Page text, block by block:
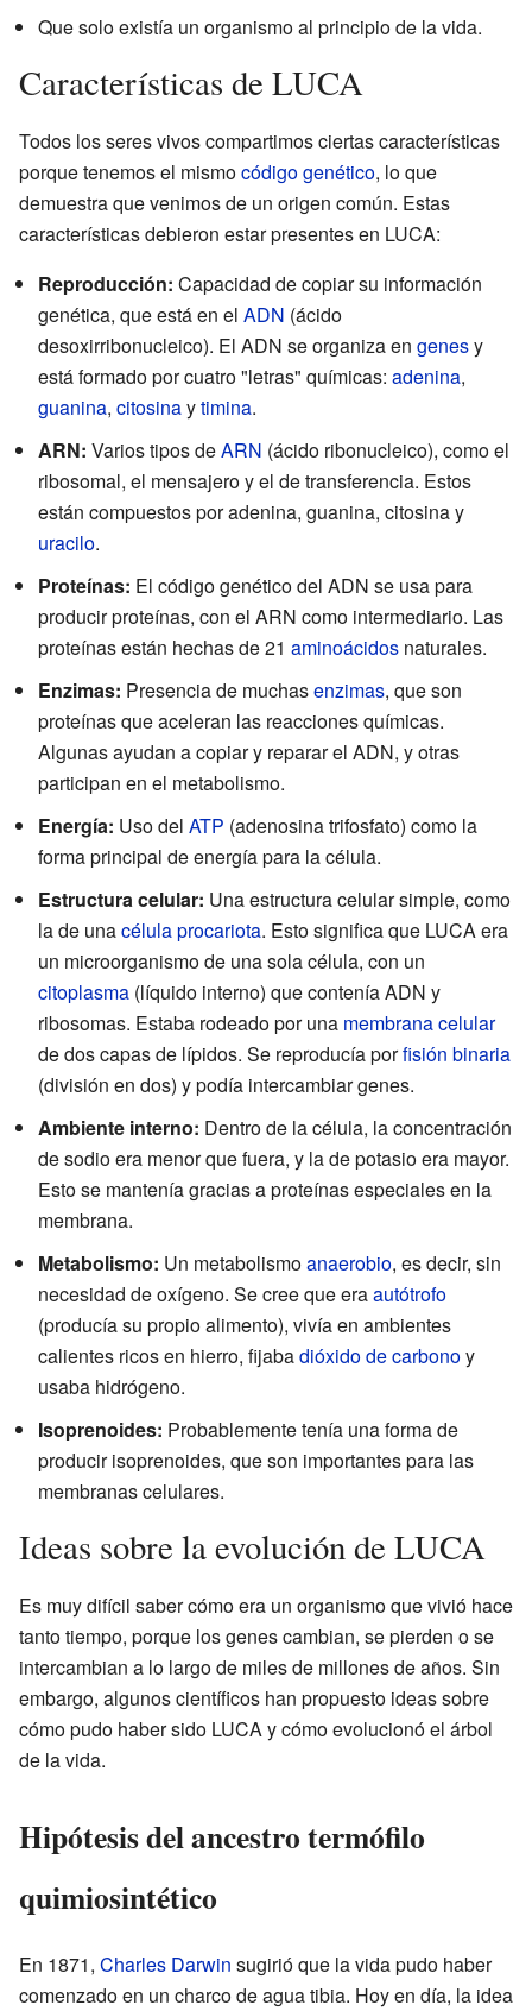
Que solo existía un organismo al principio de la vida.
Características de LUCA
Todos los seres vivos compartimos ciertas características
porque tenemos el mismocódigo genético, lo que
demuestra que venimos de un origen común. Estas
características debieron estar presentes en LUCA:
Reproducción: Capacidad de copiar su información
genética, que está en el ADN (ácido
desoxirribonucleico). El ADN se organiza en genesy
está formado por cuatro "letras" químicas: adenina,
guanina, citosinaytimina.
ARN: Varios tipos deARN (ácido ribonucleico), como el
ribosomal, el mensajero y el de transferencia. Estos
están compuestos por adenina, guanina, citosina y
uracilo.
Proteínas: El código genético del ADN se usa para
producir proteínas, con el ARN como intermediario. Las
proteínas están hechas de 21 aminoácidos naturales.
Enzimas: Presencia de muchasenzimas, que son
proteínas que aceleran las reacciones químicas.
Algunas ayudan a copiar y reparar el ADN, y otras
participan en el metabolismo.
Energía: Uso del ATP (adenosina trifosfato) como la
forma principal de energía para la célula.
Estructura celular: Una estructura celular simple, como
la de unacélula procariota. Esto significa que LUCA era
un microorganismo de una sola célula, con un
citoplasma (líquido interno) que contenía ADN y
ribosomas. Estaba rodeado por una membrana celular
de dos capas de lípidos. Se reproducía porfisión binaria
(división en dos) y podía intercambiar genes.
Ambiente interno: Dentro de la célula, la concentración
de sodio era menor que fuera, y la de potasio era mayor.
Esto se mantenía gracias a proteínas especiales en la
membrana.
Metabolismo: Un metabolismoanaerobio, es decir, sin
necesidad de oxígeno. Se cree que eraautótrofo
(producía su propio alimento), vivía en ambientes
calientes ricos en hierro, fijabadióxido de carbonoy
usaba hidrógeno.
Isoprenoides: Probablemente tenía una forma de
producir isoprenoides, que son importantes para las
membranas celulares.
Ideas sobre la evolución de LUCA
Es muy difícil saber cómo era un organismo que vivió hace
tanto tiempo, porque los genes cambian, se pierden o se
intercambian a lo largo de miles de millones de años. Sin
embargo, algunos científicos han propuesto ideas sobre
cómo pudo haber sido LUCA y cómo evolucionó el árbol
de la vida.
Hipótesis del ancestro termófilo
quimiosintético
En 1871, Charles Darwin sugirió que la vida pudo haber
comenzado en un charco de agua tibia. Hoy en día, la idea